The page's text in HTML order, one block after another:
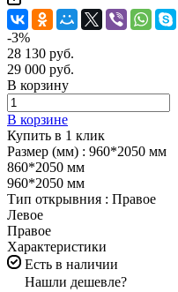
-3%
28 130 руб.
29 000 руб.
В корзину
В корзине
Купить в 1 клик
Размер (мм) : 960*2050 мм
860*2050 мм
960*2050 мм
Тип открывния : Правое
Левое
Правое
Характеристики
Есть в наличии
Нашли дешевле?